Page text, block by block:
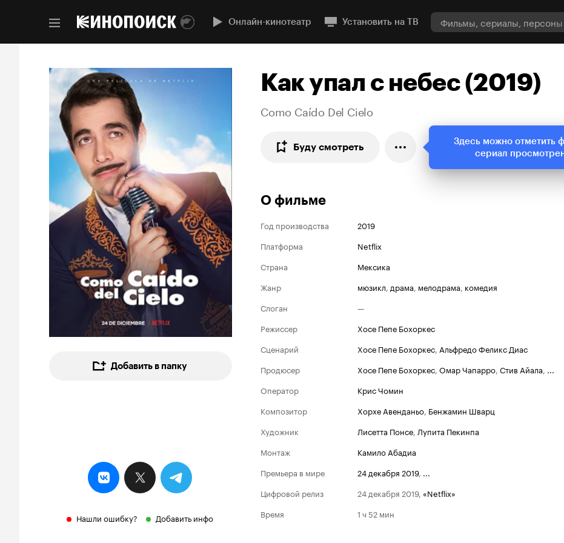
Онлайн-кинотеатр Установить на ТВ
Добавить в папку
Нашли ошибку? Добавить инфо
Как упал с небес (2019)
Como Caído Del Cielo
Буду смотреть
О фильме
Год производства
2019
Платформа
Netflix
Страна
Мексика
Жанр
мюзикл, драма, мелодрама, комедия
Слоган
—
Режиссер
Хосе Пепе Бохоркес
Сценарий
Хосе Пепе Бохоркес, Альфредо Феликс Диас
Продюсер
Хосе Пепе Бохоркес, Омар Чапарро, Стив Айала, ...
Оператор
Крис Чомин
Композитор
Хорхе Авенданьо, Бенжамин Шварц
Художник
Лисетта Понсе, Лупита Пекинпа
Монтаж
Камило Абадиа
Премьера в мире
24 декабря 2019, ...
Цифровой релиз
24 декабря 2019, «Netflix»
Время
1 ч 52 мин
Здесь можно отметить
сериал